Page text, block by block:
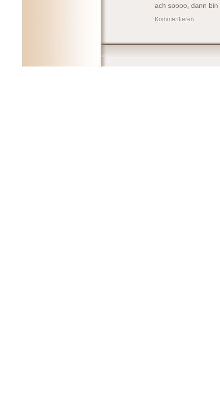
ach soooo, dann
Kommentieren